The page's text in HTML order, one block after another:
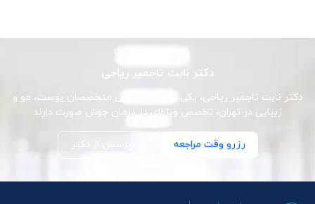
دکتر نابت تاجمیر ریاحی
دکتر نابت تاجمیر ریاحی، یکی از برجسته‌ترین متخصصان پوست، مو و
زیبایی در تهران، تخصص ویژه‌ای در درمان جوش صورت دارند
رزرو وقت مراجعه پرسش از دکتر